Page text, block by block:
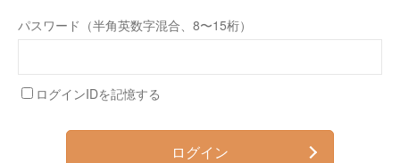
パスワード（半角英数字混合、8〜15桁）
ログインIDを記憶する
ログイン